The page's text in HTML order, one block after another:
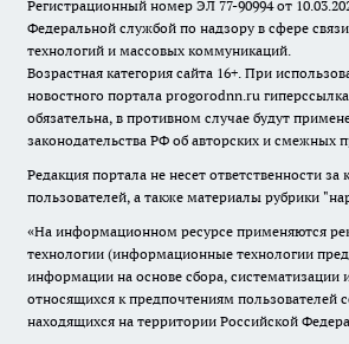
Регистрационный номер ЭЛ 77-90994 от
Федеральной службой по надзору в сфере
технологий и массовых коммуникаций.
Возрастная категория сайта 16+. При
новостного портала progorodnn.ru
обязательна, в противном случае будут
законодательства РФ об авторских и смежных
Редакция портала не несет ответственности
пользователей, а также материалы рубрики
«На информационном ресурсе применяются
технологии (информационные технологии
информации на основе сбора, систематизации
относящихся к предпочтениям пользователей
находящихся на территории Российской